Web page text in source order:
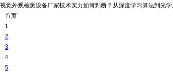
视觉外观检测设备厂家技术实力如何判断？从深度学习算法到光
首页
1
2
3
4
5